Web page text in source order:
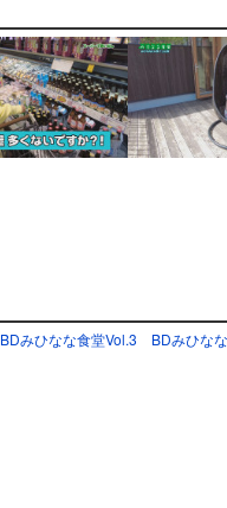
BDみひなな食堂Vol.3 BDみひな